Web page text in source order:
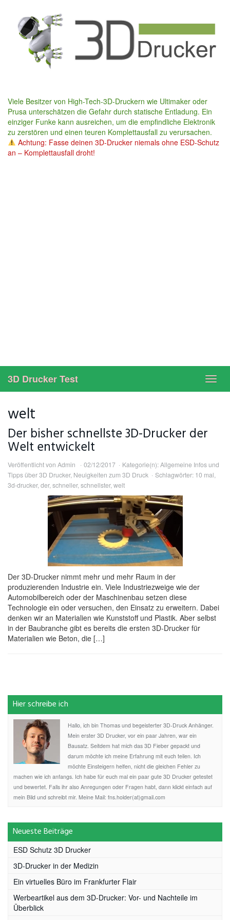
content
Viele Besitzer von High-Tech-3D-Druckern wie Ultimaker oder
Prusa unterschätzen die Gefahr durch statische Entladung. Ein
einziger Funke kann ausreichen, um die empfindliche Elektronik
zu zerstören und einen teuren Komplettausfall zu verursachen.
Achtung: Fasse deinen 3D-Drucker niemals ohne ESD-Schutz
an – Komplettausfall droht!
3D Drucker Test
welt
Der bisher schnellste 3D-Drucker der
Welt entwickelt
Veröffentlicht von Admin 02/12/2017 Kategorie(n):Allgemeine Infos und
Tipps über 3D Drucker, Neuigkeiten zum 3D Druck Schlagwörter: 10 mal,
3d-drucker, der, schneller, schnellster, welt
Der 3D-Drucker nimmt mehr und mehr Raum in der
produzierenden Industrie ein. Viele Industriezweige wie der
Automobilbereich oder der Maschinenbau setzen diese
Technologie ein oder versuchen, den Einsatz zu erweitern. Dabei
denken wir an Materialien wie Kunststoff und Plastik. Aber selbst
in der Baubranche gibt es bereits die ersten 3D-Drucker für
Materialien wie Beton, die […]
Hier schreibe ich
Hallo, ich bin Thomas und begeisterter 3D-Druck Anhänger.
Mein erster 3D Drucker, vor ein paar Jahren, war ein
Bausatz. Seitdem hat mich das 3D Fieber gepackt und
darum möchte ich meine Erfahrung mit euch teilen. Ich
möchte Einsteigern helfen, nicht die gleichen Fehler zu
machen wie ich anfangs. Ich habe für euch mal ein paar gute 3D Drucker getestet
und bewertet. Falls ihr also Anregungen oder Fragen habt, dann klickt einfach auf
mein Bild und schreibt mir. Meine Mail: fns.holder(at)gmail.com
Neueste Beiträge
ESD Schutz 3D Drucker
3D-Drucker in der Medizin
Ein virtuelles Büro im Frankfurter Flair
Werbeartikel aus dem 3D-Drucker: Vor- und Nachteile im
Überblick